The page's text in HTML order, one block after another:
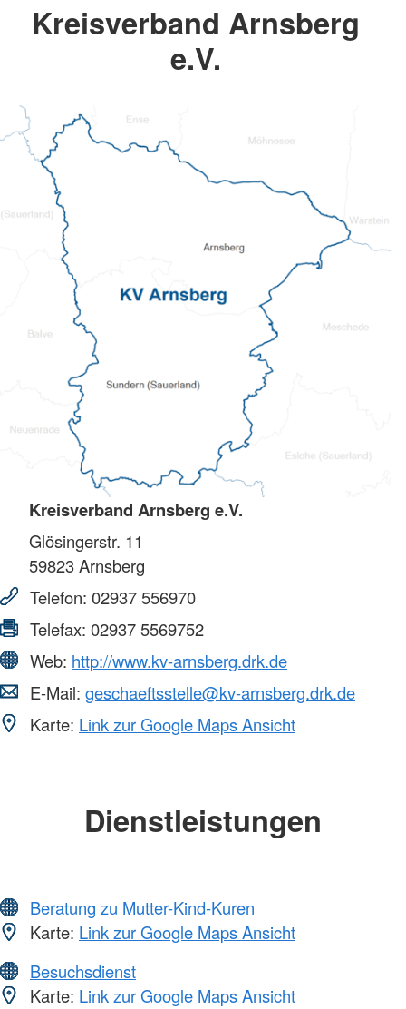
Kreisverband Arnsberg
e.V.
Kreisverband Arnsberg e.V.
Glösingerstr. 11
59823Arnsberg
Telefon: 02937 556970
Telefax: 02937 5569752
Web: http://www.kv-arnsberg.drk.de
E-Mail: geschaeftsstelle@kv-arnsberg.drk.de
Karte: Link zur Google Maps Ansicht
Dienstleistungen
Beratung zu Mutter-Kind-Kuren
Karte: Link zur Google Maps Ansicht
Besuchsdienst
Karte: Link zur Google Maps Ansicht